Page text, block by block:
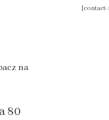
na
80